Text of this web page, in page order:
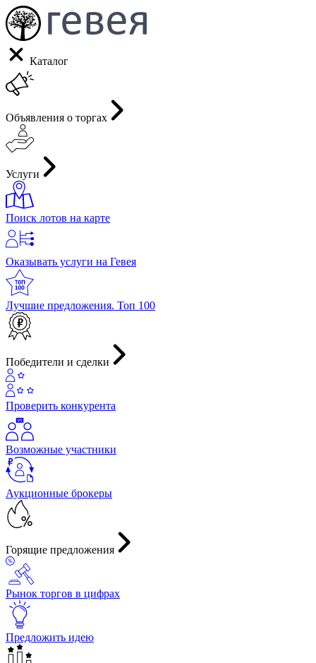
Каталог
Объявления о торгах
Услуги
Поиск лотов на карте
Оказывать услуги на Гевея
Лучшие предложения. Топ 100
Победители и сделки
Проверить конкурента
Возможные участники
Аукционные брокеры
Горящие предложения
Рынок торгов в цифрах
Предложить идею